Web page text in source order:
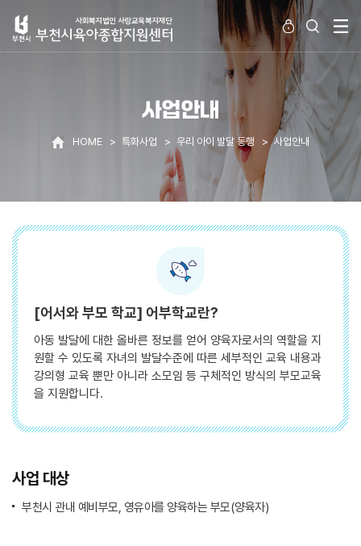
사업안내
HOME 특화사업 우리 아이 발달 동행 사업안내
[어서와 부모 학교] 어부학교란?
아동 발달에 대한 올바른 정보를 얻어 양육자로서의 역할을 지
원할 수 있도록 자녀의 발달수준에 따른 세부적인 교육 내용과
강의형 교육 뿐만 아니라 소모임 등 구체적인 방식의 부모교육
을 지원합니다.
사업 대상
부천시 관내 예비부모, 영유아를 양육하는 부모(양육자)